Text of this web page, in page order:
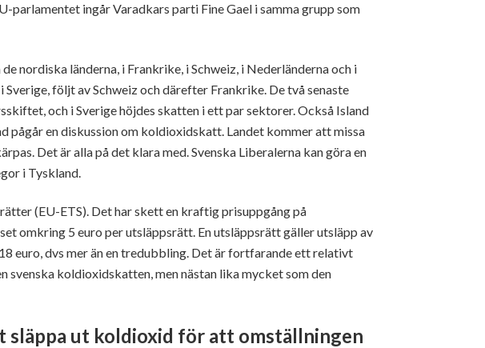
ingår Varadkars parti Fine Gael i samma grupp som
nordiska länderna, i Frankrike, i Schweiz, i Nederländerna och i
följt av Schweiz och därefter Frankrike. De två senaste
och i Sverige höjdes skatten i ett par sektorer. Också Island
pågår en diskussion om koldioxidskatt. Landet kommer att missa
Det är alla på det klara med. Svenska Liberalerna kan göra en
i Tyskland.
(EU-ETS). Det har skett en kraftig prisuppgång på
omkring 5 euro per utsläppsrätt. En utsläppsrätt gäller utsläpp av
euro, dvs mer än en tredubbling. Det är fortfarande ett relativt
svenska koldioxidskatten, men nästan lika mycket som den
släppa ut koldioxid för att omställningen